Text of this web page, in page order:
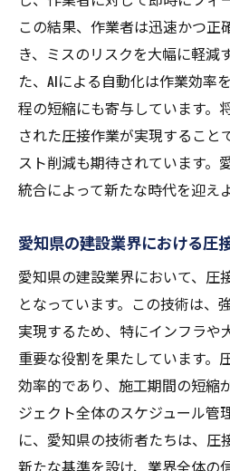
圧接革新が建設業界
圧接と自動化の融合が愛
る
圧接技術と自動化の
愛知県で進む圧接技
自動化された圧接技
際
愛知県の圧接技術と
愛知県の圧接技術が実現
未来
圧接技術が推進する
愛知県での圧接技術
持続可能な建設を可
この結果、作業者は迅速かつ正
き、ミスのリスクを大幅に軽減
た、AIによる自動化は作業効率
程の短縮にも寄与しています。
された圧接作業が実現すること
スト削減も期待されています。
統合によって新たな時代を迎え
愛知県の建設業界における圧
愛知県の建設業界において、圧
となっています。この技術は、
実現するため、特にインフラや
重要な役割を果たしています。
効率的であり、施工期間の短縮
ジェクト全体のスケジュール管
に、愛知県の技術者たちは、圧